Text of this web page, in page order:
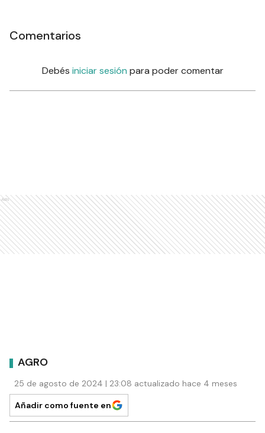
Comentarios
Debés iniciar sesión para poder comentar
Ads
AGRO
25 de agosto de 2024 | 23:08 actualizado hace 4 meses
Añadir como fuente en